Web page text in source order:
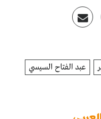
عبد الفتاح السيسي